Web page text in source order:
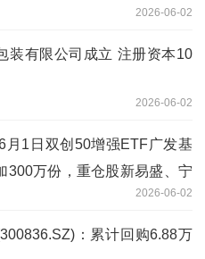
2026-06-02
装有限公司成立 注册资本10
2026-06-02
月1日双创50增强ETF广发基
300万份，重仓股新易盛、宁
2026-06-02
：累计回购6.88万